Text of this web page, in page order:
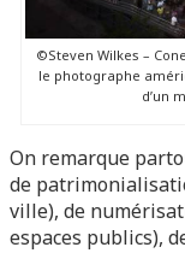
©Steven Wilkes –
le photographe
d’un
On remarque
de
ville), de
espaces publics),